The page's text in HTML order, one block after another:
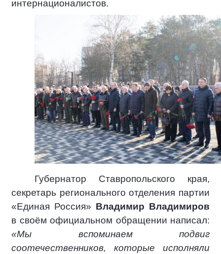
интернационалистов.
Губернатор Ставропольского края,
секретарь регионального отделения партии
«Единая Россия» Владимир Владимиров
в своём официальном обращении написал:
«Мы вспоминаем подвиг
соотечественников, которые исполняли